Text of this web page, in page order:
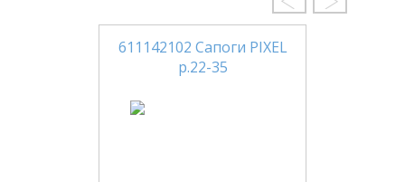
611142102 Сапоги PIXEL
р.22-35